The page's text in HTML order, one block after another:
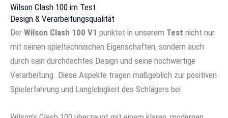
Wilson Clash 100 im Test
Design & Verarbeitungsqualität
Der Wilson Clash 100 V1 punktet in unserem Test nicht nur
mit seinen spieltechnischen Eigenschaften, sondern auch
durch sein durchdachtes Design und seine hochwertige
Verarbeitung. Diese Aspekte tragen maßgeblich zur positiven
Spielerfahrung und Langlebigkeit des Schlägers bei.